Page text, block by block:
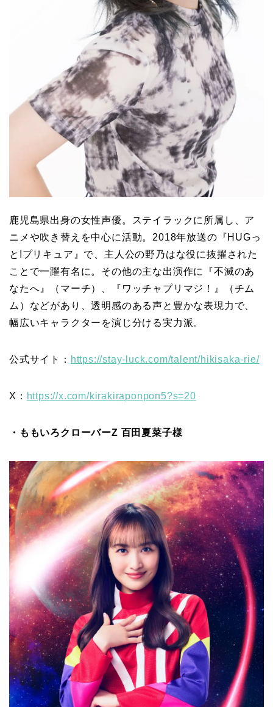
鹿児島県出身の女性声優。ステイラックに所属し、ア
ニメや吹き替えを中心に活動。2018年放送の『HUGっ
と!プリキュア』で、主人公の野乃はな役に抜擢された
ことで一躍有名に。その他の主な出演作に『不滅のあ
なたへ』（マーチ）、『ワッチャプリマジ！』（チム
ム）などがあり、透明感のある声と豊かな表現力で、
幅広いキャラクターを演じ分ける実力派。
公式サイト： https://stay-luck.com/talent/hikisaka-rie/
X： https://x.com/kirakiraponpon5?s=20
・ももいろクローバーZ 百田夏菜子様